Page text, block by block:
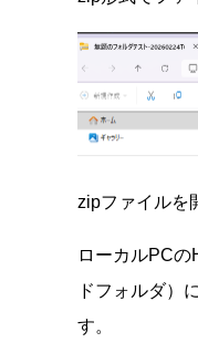
zipファイルを
ローカルPC
ドフォルダ）
す。